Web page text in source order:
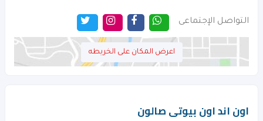
التواصل الإجتماعى
اعرض المكان على الخريطه
اون اند اون بيوتى صالون